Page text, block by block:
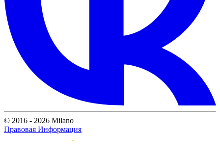
© 2016 - 2026 Milano
Правовая Информация